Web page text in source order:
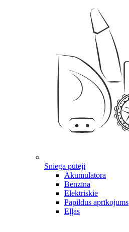
Sniega pūtēji
Akumulatora
Benzīna
Elektriskie
Papildus aprīkojums
Eļļas